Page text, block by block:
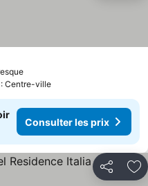
Centre-ville
Consulter les prix
Partager